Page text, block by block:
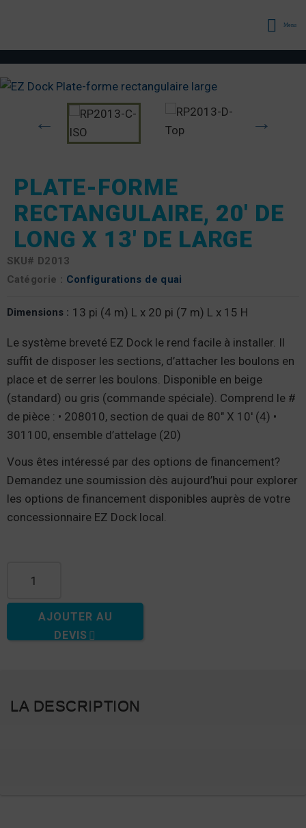
Menu
PLATE-FORME
RECTANGULAIRE, 20′ DE
LONG X 13′ DE LARGE
SKU# D2013
Catégorie : Configurations de quai
Dimensions : 13 pi (4 m) L x 20 pi (7 m) L x 15 H
Le système breveté EZ Dock le rend facile à installer. Il
suffit de disposer les sections, d’attacher les boulons en
place et de serrer les boulons. Disponible en beige
(standard) ou gris (commande spéciale). Comprend le #
de pièce : • 208010, section de quai de 80" X 10′ (4) •
301100, ensemble d’attelage (20)
Vous êtes intéressé par des options de financement?
Demandez une soumission dès aujourd’hui pour explorer
les options de financement disponibles auprès de votre
concessionnaire EZ Dock local.
AJOUTER AU
DEVIS
LA DESCRIPTION